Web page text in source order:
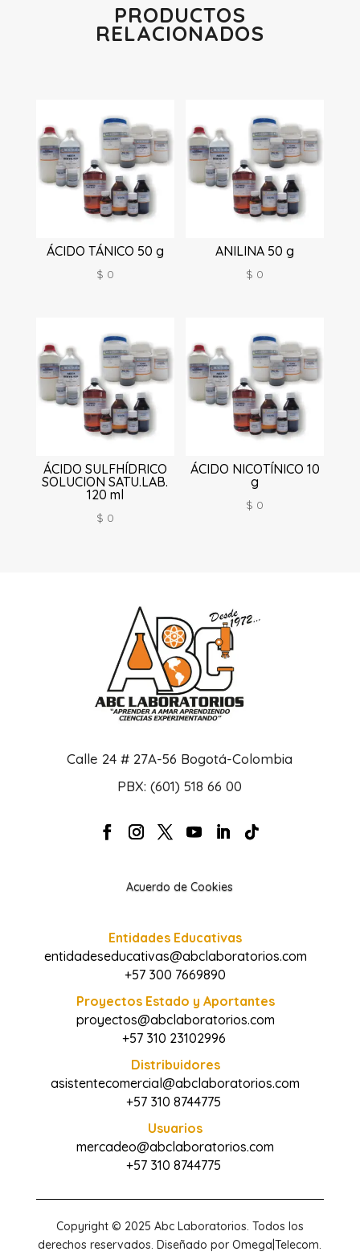
PRODUCTOS
RELACIONADOS
ÁCIDO TÁNICO 50 g
$ 0
ANILINA 50 g
$ 0
ÁCIDO SULFHÍDRICO
SOLUCION SATU.LAB.
120 ml
$ 0
ÁCIDO NICOTÍNICO 10
g
$ 0
Calle 24 # 27A-56 Bogotá-Colombia
PBX: (601) 518 66 00
Acuerdo de Cookies
Entidades Educativas
entidadeseducativas@abclaboratorios.com
+57 300 7669890
Proyectos Estado y Aportantes
proyectos@abclaboratorios.com
+57 310 23102996
Distribuidores
asistentecomercial@abclaboratorios.com
+57 310 8744775
Usuarios
mercadeo@abclaboratorios.com
+57 310 8744775
Copyright © 2025 Abc Laboratorios. Todos los
derechos reservados. Diseñado por Omega|Telecom.